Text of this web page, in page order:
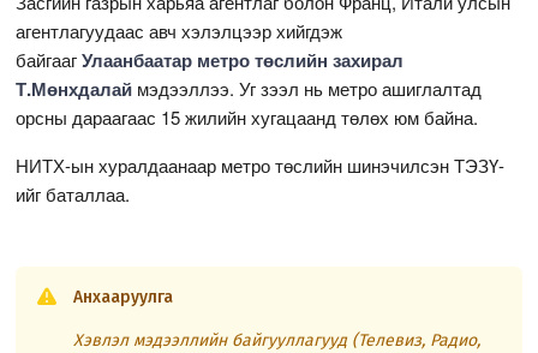
агентлагуудаас авч хэлэлцээр хийгдэж
байгаагУлаанбаатар метро төслийн захирал
Т.Мөнхдалай мэдээллээ. Уг зээл нь метро ашиглалтад
орсны дараагаас 15 жилийн хугацаанд төлөх юм байна.
НИТХ-ын хуралдаанаар метро төслийн шинэчилсэн ТЭЗҮ-
ийг баталлаа.
Анхааруулга
Хэвлэл мэдээллийн байгууллагууд (Телевиз, Радио,